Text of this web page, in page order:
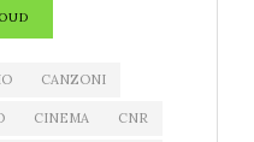
CANZONI
CINEMA CNR